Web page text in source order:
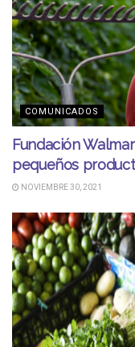
COMUNICADOS
Fundación
pequeños
NOVIEMBRE 30, 2021